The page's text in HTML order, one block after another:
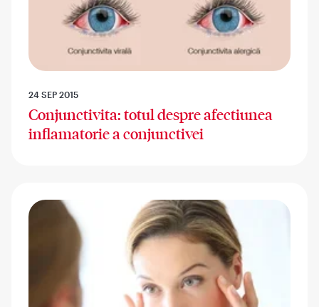
24 SEP 2015
Conjunctivita: totul despre afectiunea
inflamatorie a conjunctivei